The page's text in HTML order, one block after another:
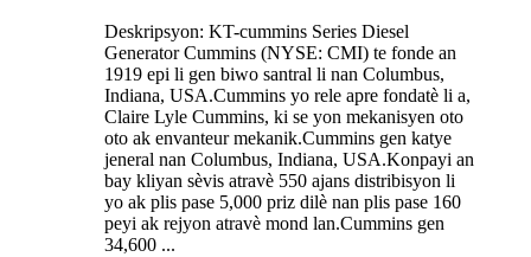
Deskripsyon: KT-cummins Series Diesel
Generator Cummins (NYSE: CMI) te fonde an
1919 epi li gen biwo santral li nan Columbus,
Indiana, USA.Cummins yo rele apre fondatè li a,
Claire Lyle Cummins, ki se yon mekanisyen oto
oto ak envanteur mekanik.Cummins gen katye
jeneral nan Columbus, Indiana, USA.Konpayi an
bay kliyan sèvis atravè 550 ajans distribisyon li
yo ak plis pase 5,000 priz dilè nan plis pase 160
peyi ak rejyon atravè mond lan.Cummins gen
34,600 ...